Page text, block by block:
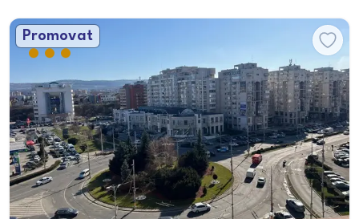
Promovat